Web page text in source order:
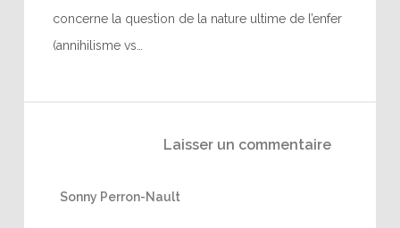
concerne la question de la nature ultime de l’enfer
(annihilisme vs…
Laisser un commentaire
Sonny Perron-Nault